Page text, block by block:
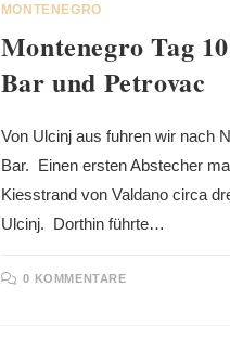
MONTENEGRO
Montenegro Tag
Bar und Petrovac
Von Ulcinj aus fuhren wir nach
Bar. Einen ersten Abstecher
Kiesstrand von Valdano circa
Ulcinj. Dorthin führte…
0 KOMMENTARE